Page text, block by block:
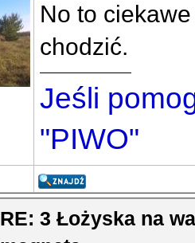
No to
chodzić.
Jeśli
"PIWO"
RE: 3 Łożyska na